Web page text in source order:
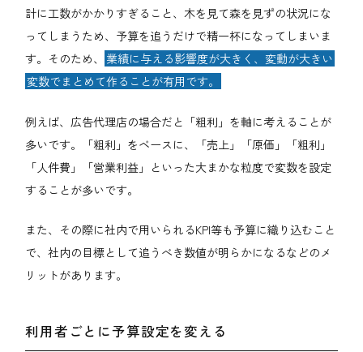
計に工数がかかりすぎること、木を見て森を見ずの状況にな
ってしまうため、予算を追うだけで精一杯になってしまいま
す。そのため、
業績に与える影響度が大きく、変動が大きい
変数でまとめて作ることが有用です。
例えば、広告代理店の場合だと「粗利」を軸に考えることが
多いです。「粗利」をベースに、「売上」「原価」「粗利」
「人件費」「営業利益」といった大まかな粒度で変数を設定
することが多いです。
また、その際に社内で用いられるKPI等も予算に織り込むこと
で、社内の目標として追うべき数値が明らかになるなどのメ
リットがあります。
利用者ごとに予算設定を変える